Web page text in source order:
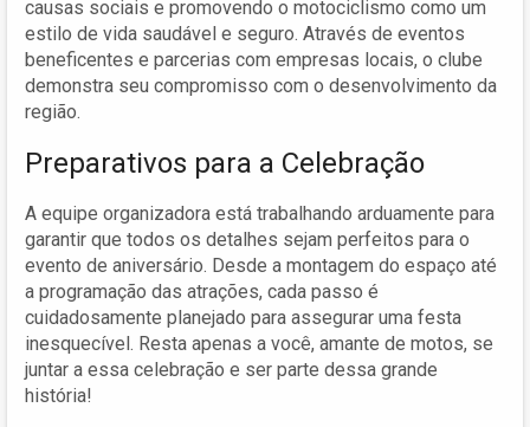
causas sociais e promovendo o motociclismo como um
estilo de vida saudável e seguro. Através de eventos
beneficentes e parcerias com empresas locais, o clube
demonstra seu compromisso com o desenvolvimento da
região.
Preparativos para a Celebração
A equipe organizadora está trabalhando arduamente para
garantir que todos os detalhes sejam perfeitos para o
evento de aniversário. Desde a montagem do espaço até
a programação das atrações, cada passo é
cuidadosamente planejado para assegurar uma festa
inesquecível. Resta apenas a você, amante de motos, se
juntar a essa celebração e ser parte dessa grande
história!